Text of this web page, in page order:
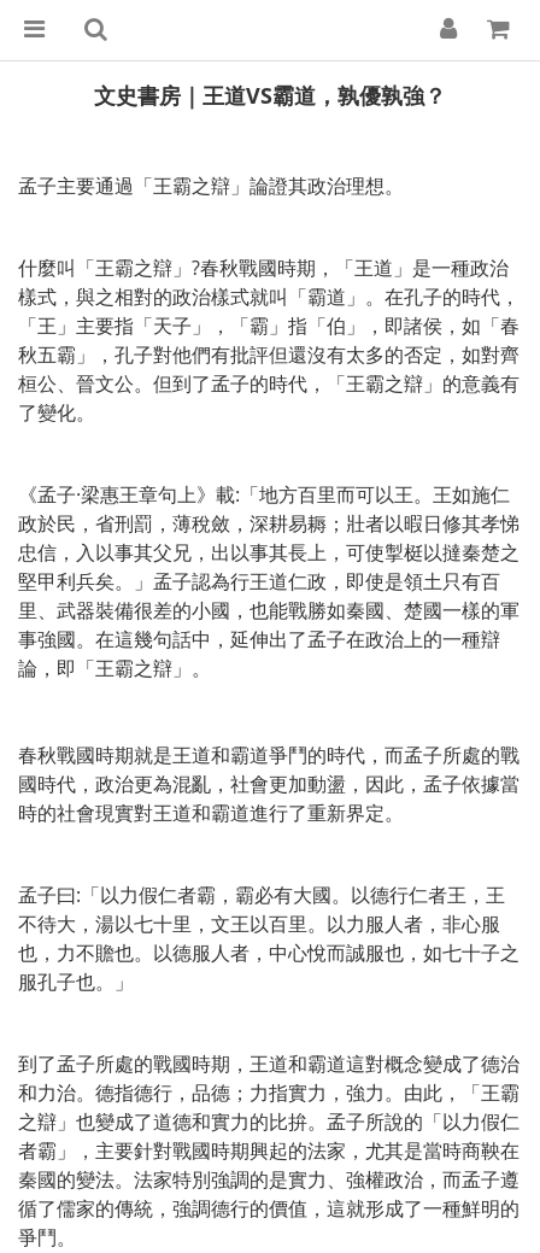
文史書房｜王道VS霸道，孰優孰強？
孟子主要通過「王霸之辯」論證其政治理想。
什麼叫「王霸之辯」?春秋戰國時期，「王道」是一種政治
樣式，與之相對的政治樣式就叫「霸道」。在孔子的時代，
「王」主要指「天子」，「霸」指「伯」，即諸侯，如「春
秋五霸」，孔子對他們有批評但還沒有太多的否定，如對齊
桓公、晉文公。但到了孟子的時代，「王霸之辯」的意義有
了變化。
《孟子·梁惠王章句上》載:「地方百里而可以王。王如施仁
政於民，省刑罰，薄稅斂，深耕易耨；壯者以暇日修其孝悌
忠信，入以事其父兄，出以事其長上，可使掣梃以撻秦楚之
堅甲利兵矣。」孟子認為行王道仁政，即使是領土只有百
里、武器裝備很差的小國，也能戰勝如秦國、楚國一樣的軍
事強國。在這幾句話中，延伸出了孟子在政治上的一種辯
論，即「王霸之辯」。
春秋戰國時期就是王道和霸道爭鬥的時代，而孟子所處的戰
國時代，政治更為混亂，社會更加動盪，因此，孟子依據當
時的社會現實對王道和霸道進行了重新界定。
孟子曰:「以力假仁者霸，霸必有大國。以德行仁者王，王
不待大，湯以七十里，文王以百里。以力服人者，非心服
也，力不贍也。以德服人者，中心悅而誠服也，如七十子之
服孔子也。」
到了孟子所處的戰國時期，王道和霸道這對概念變成了德治
和力治。德指德行，品德；力指實力，強力。由此，「王霸
之辯」也變成了道德和實力的比拚。孟子所說的「以力假仁
者霸」，主要針對戰國時期興起的法家，尤其是當時商鞅在
秦國的變法。法家特別強調的是實力、強權政治，而孟子遵
循了儒家的傳統，強調德行的價值，這就形成了一種鮮明的
爭鬥。